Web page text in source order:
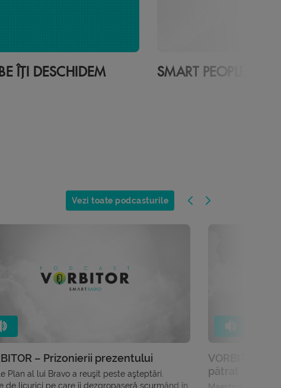
ÎȚI DESCHIDEM
SMART PEOPLE
– Prizonierii prezentului
Plan al lui Bravo a reuşit peste aşteptări.
de licurici pe care îi dezgropaseră scurmând în
VORBITOR –
pătrat
Vezi toate podcasturile